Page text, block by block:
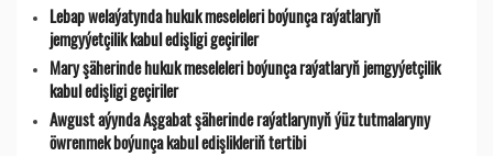
Lebap welaýatynda hukuk meseleleri boýunça raýatlaryň
jemgyýetçilik kabul edişligi geçiriler
Mary şäherinde hukuk meseleleri boýunça raýatlaryň jemgyýetçilik
kabul edişligi geçiriler
Awgust aýynda Aşgabat şäherinde raýatlarynyň ýüz tutmalaryny
öwrenmek boýunça kabul edişlikleriň tertibi